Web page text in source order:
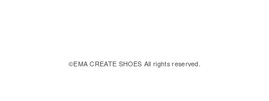
©︎EMA CREATE SHOES All rights reserved.